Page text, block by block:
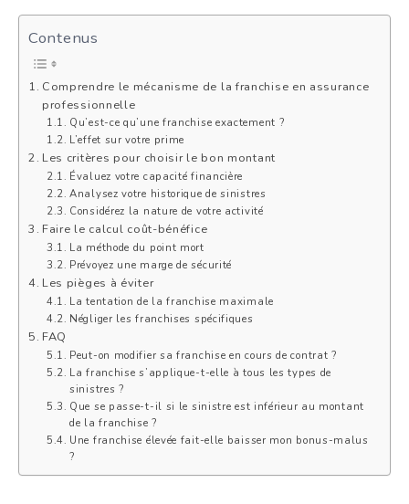
Contenus
Comprendre le mécanisme de la franchise en assurance
professionnelle
Qu’est-ce qu’une franchise exactement ?
L’effet sur votre prime
Les critères pour choisir le bon montant
Évaluez votre capacité financière
Analysez votre historique de sinistres
Considérez la nature de votre activité
Faire le calcul coût-bénéfice
La méthode du point mort
Prévoyez une marge de sécurité
Les pièges à éviter
La tentation de la franchise maximale
Négliger les franchises spécifiques
FAQ
Peut-on modifier sa franchise en cours de contrat ?
La franchise s’applique-t-elle à tous les types de
sinistres ?
Que se passe-t-il si le sinistre est inférieur au montant
de la franchise ?
Une franchise élevée fait-elle baisser mon bonus-malus
?